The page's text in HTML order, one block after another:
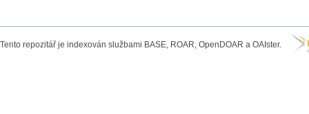
Tento repozitář je indexován službami BASE, ROAR, OpenDOAR a OAIster.